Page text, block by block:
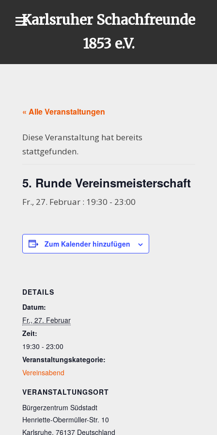
Karlsruher Schachfreunde
1853 e.V.
« Alle Veranstaltungen
Diese Veranstaltung hat bereits
stattgefunden.
5. Runde Vereinsmeisterschaft
Fr., 27. Februar : 19:30 - 23:00
Zum Kalender hinzufügen
DETAILS
Datum:
Fr., 27. Februar
Zeit:
19:30 - 23:00
Veranstaltungskategorie:
Vereinsabend
VERANSTALTUNGSORT
Bürgerzentrum Südstadt
Henriette-Obermüller-Str. 10
Karlsruhe, 76137 Deutschland